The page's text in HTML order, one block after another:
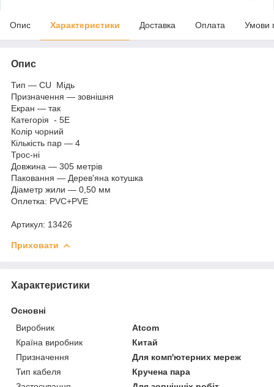
Опис Характеристики Доставка Оплата Умови
Опис
Тип — CU Мідь
Призначення — зовнішня
Екран — так
Категорія - 5E
Колір чорний
Кількість пар — 4
Трос-ні
Довжина — 305 метрів
Паковання — Дерев'яна котушка
Діаметр жили — 0,50 мм
Оплетка: PVC+PVE
Артикул: 13426
Приховати
Характеристики
Основні
Виробник
Atcom
Країна виробник
Китай
Призначення
Для комп'ютерних мереж
Тип кабеля
Кручена пара